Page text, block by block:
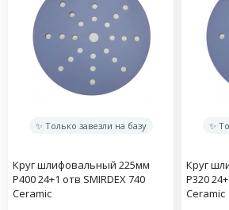
✨ Только завезли на базу
Круг шлифовальный 225мм
Р400 24+1 отв SMIRDEX 740
Ceramic
✨
Круг
Р320
Ceramic